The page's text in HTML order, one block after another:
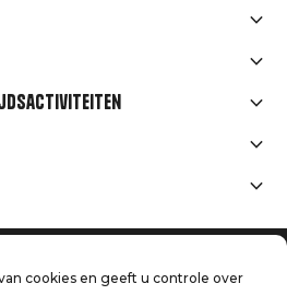
cookies en geeft u controle over